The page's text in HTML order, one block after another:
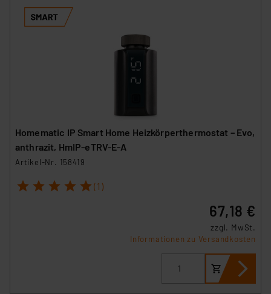
Homematic IP Smart Home Heizkörperthermostat – Evo,
anthrazit, HmIP-eTRV-E-A
Artikel-Nr. 158419
1 2 3 4 5 (1)
67,18 €
zzgl. MwSt.
Informationen zu Versandkosten